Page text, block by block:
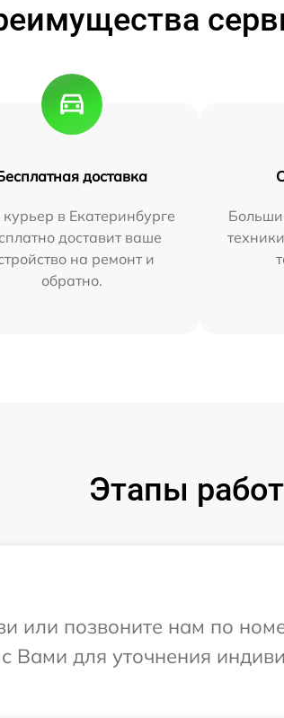
доставка
в Екатеринбурге
доставит ваше
на ремонт и
обратно.
Этапы
или позвоните нам по
Вами для уточнения